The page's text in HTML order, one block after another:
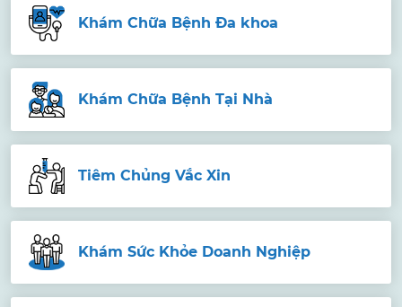
Khám Chữa Bệnh Đa khoa
Khám Chữa Bệnh Tại Nhà
Tiêm Chủng Vắc Xin
Khám Sức Khỏe Doanh Nghiệp